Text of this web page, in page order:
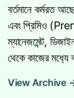
বর্তমানে কর্মরত
এবং প্রিমিও
ম্যানেজমেন্ট,
থেকে কাজের মধ‍্যে
View Archive